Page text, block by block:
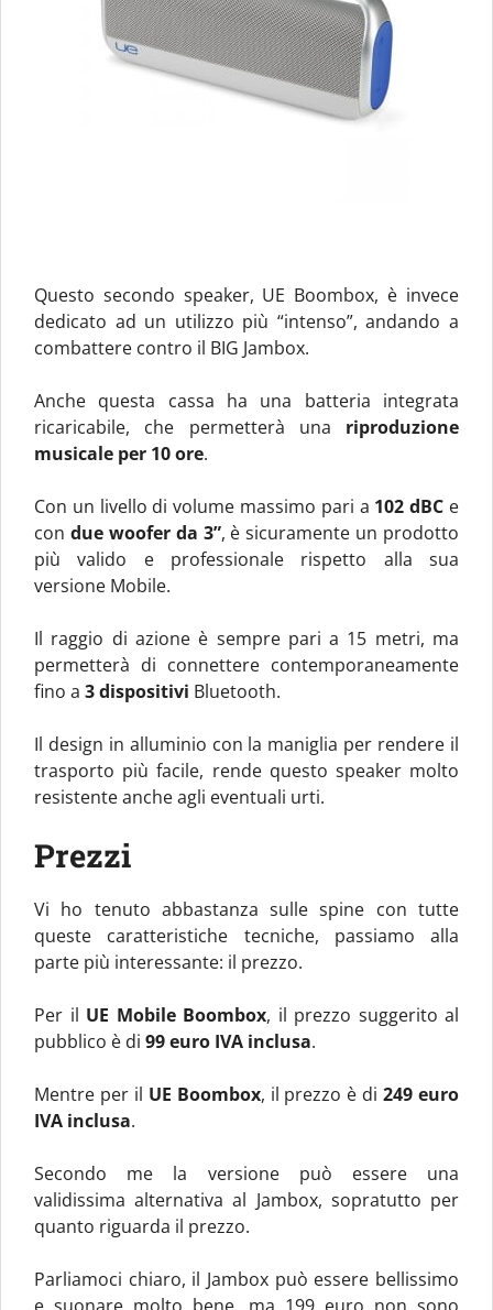
Questo secondo speaker, UE Boombox, è invece
dedicato ad un utilizzo più “intenso”, andando a
combattere contro il BIG Jambox.
Anche questa cassa ha una batteria integrata
ricaricabile, che permetterà una riproduzione
musicale per 10 ore.
Con un livello di volume massimo pari a 102 dBC e
con due woofer da 3”, è sicuramente un prodotto
più valido e professionale rispetto alla sua
versione Mobile.
Il raggio di azione è sempre pari a 15 metri, ma
permetterà di connettere contemporaneamente
fino a 3 dispositivi Bluetooth.
Il design in alluminio con la maniglia per rendere il
trasporto più facile, rende questo speaker molto
resistente anche agli eventuali urti.
Prezzi
Vi ho tenuto abbastanza sulle spine con tutte
queste caratteristiche tecniche, passiamo alla
parte più interessante: il prezzo.
Per il UE Mobile Boombox, il prezzo suggerito al
pubblico è di 99 euro IVA inclusa.
Mentre per il UE Boombox, il prezzo è di249 euro
IVA inclusa.
Secondo me la versione può essere una
validissima alternativa al Jambox, sopratutto per
quanto riguarda il prezzo.
Parliamoci chiaro, il Jambox può essere bellissimo